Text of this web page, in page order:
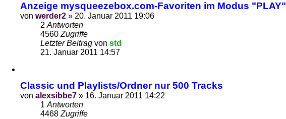
Anzeige mysqueezebox.com-Favoriten im Modus "PLAY"
von werder2 » 20. Januar 2011 19:06
2 Antworten
4560 Zugriffe
Letzter Beitrag von std
21. Januar 2011 14:57
Classic und Playlists/Ordner nur 500 Tracks
von alexsibbe7 » 16. Januar 2011 14:22
1 Antworten
4468 Zugriffe